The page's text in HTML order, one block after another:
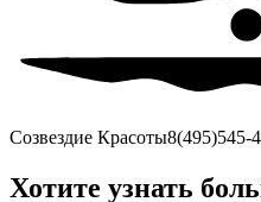
Созвездие Красоты8(495)545-
Хотите узнать